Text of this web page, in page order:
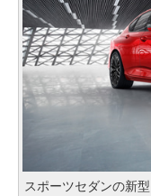
スポーツセダンの新